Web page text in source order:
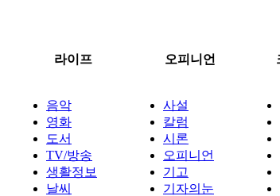
라이프 오피니언
음악
영화
도서
TV/방송
생활정보
날씨
사설
칼럼
시론
오피니언
기고
기자의눈